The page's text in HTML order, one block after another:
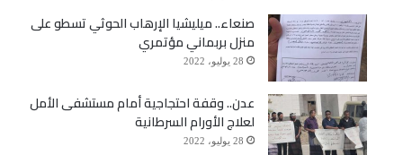
صنعاء.. ميليشيا الإرهاب الحوثي تسطو على
منزل بربماني مؤتمري
28 يوليو، 2022
عدن.. وقفة احتجاجية أمام مستشفى الأمل
لعلاج الأورام السرطانية
28 يوليو، 2022